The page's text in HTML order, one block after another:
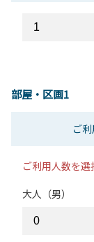
部屋・区画1
ご
ご利用人数を選
大人（男）